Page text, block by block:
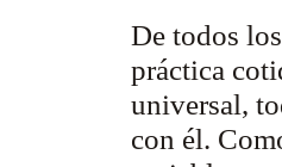
De todos
práctica
universal,
con él.